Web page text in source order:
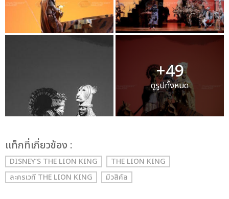
+49
ดูรูปทั้งหมด
เเท็กที่เกี่ยวข้อง :
DISNEY’S THE LION KING
THE LION KING
ละครเวที THE LION KING
มิวสิคัล